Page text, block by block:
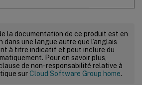
la documentation de ce produit est en
dans une langue autre que l’anglais
à titre indicatif et peut inclure du
Pour en savoir plus,
de non-responsabilité relative à
surCloud Software Group home.